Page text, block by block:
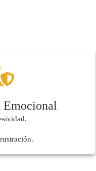
Emocional